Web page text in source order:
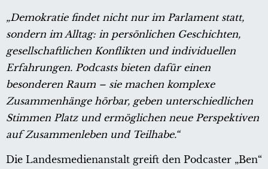
„Demokratie findet nicht nur im Parlament statt,
sondern im Alltag: in persönlichen Geschichten,
gesellschaftlichen Konflikten und individuellen
Erfahrungen. Podcasts bieten dafür einen
besonderen Raum – sie machen komplexe
Zusammenhänge hörbar, geben unterschiedlichen
Stimmen Platz und ermöglichen neue Perspektiven
auf Zusammenleben und Teilhabe.“
Die Landesmedienanstalt greift den Podcaster „Ben“